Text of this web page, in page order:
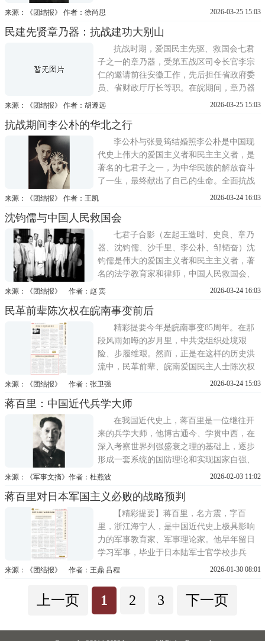
岁时，吴大琨进入苏州实验小学，品学兼
学。1931年九一八事变爆发，吴大琨作为苏
州中学的学生参加了赴南京向国民政府请愿
的行列。受学校吴常铭等共产党
来源：《团结报》 作者：徐尚思 2026-03-25 15:03
民建先贤章乃器：抗战建功大别山
抗战时期，爱国民主先驱、救国会七君
子之一的章乃器，受第五战区司令长官李宗
仁的邀请前往安徽工作，先后担任省政府委
员、省财政厅厅长等职。在皖期间，章乃器
积极倡导铲除贪污、杜绝浪费，采取有效措
团结抗战原则，拨出钱物支持新四军作战；
大力培养、大胆使用年轻干部，为新中国财
经部门培养了一大批有用人才
来源：《团结报》 作者：胡遵远 2026-03-25 15:03
抗战期间李公朴的华北之行
李公朴与张曼筠结婚照李公朴是中国现
代史上伟大的爱国主义者和民主主义者，是
著名的七君子之一，为中华民族的解放奋斗
了一生，最终献出了自己的生命。全面抗战
爆发后，李公朴积极投身抗日民主运动。
到毛泽东同志亲切接见，不久离开延安，到
中共领导下的华北敌后抗日根据地参访。根
据地团结、民主、生机勃勃
来源：《团结报》 作者：王凯 2026-03-24 16:03
沈钧儒与中国人民救国会
七君子合影（左起王造时、史良、章乃
器、沈钧儒、沙千里、李公朴、邹韬奋）沈
钧儒是伟大的爱国主义者和民主主义者，著
名的法学教育家和律师，中国人民救国会、
中国民主同盟的杰出领导人，中国共产党的
龄、马相伯、章乃器等人号召成立全国各界
救国联合会，被推选为常务委员兼任组织部
部长，带领救国会协助中国共
来源：《团结报》 作者：赵 宾 2026-03-24 16:03
民革前辈陈次权在皖南事变前后
精彩提要今年是皖南事变85周年。在那
段风雨如晦的岁月里，中共党组织处境艰
险、步履维艰。然而，正是在这样的历史洪
流中，民革前辈、皖南爱国民主人士陈次权
（1896—1961）挺身而出，以实际行动诠释
民、扶危济困，更在危局中坚定支持新四军
和地下党工作，与党同舟共济，患难与共。
梅溪村的秘密堡垒
来源：《团结报》 作者：张卫强 2026-03-24 15:03
蒋百里：中国近代兵学大师
在我国近代史上，蒋百里是一位继往开
来的兵学大师，他博古通今、学贯中西，在
深入考察世界列强盛衰之理的基础上，逐步
形成一套系统的国防理论和实现国家自强、
抵抗外侮侵略的完整方略。他为拯救危亡中
定中国必胜的理论自信。他是一个满腔热忱
的爱国主义者，心中只有中华民族，胸中只
有民族大义。他不亢不卑，尽
来源：《军事文摘》作者：杜燕波 2026-02-03 11:02
蒋百里对日本军国主义必败的战略预判
【精彩提要】蒋百里，名方震，字百
里，浙江海宁人，是中国近代史上极具影响
力的军事教育家、军事理论家。他早年留日
学习军事，毕业于日本陆军士官学校步兵
科。辛亥革命后，蒋百里出任保定陆军军官
军人，在中国近代军事教育史上留下了深刻
烙印。他凭借对日本军国主义本质的深刻剖
来源：《团结报》 作者：王鼎 吕程 2026-01-30 08:01
上一页 1 2 3 下一页